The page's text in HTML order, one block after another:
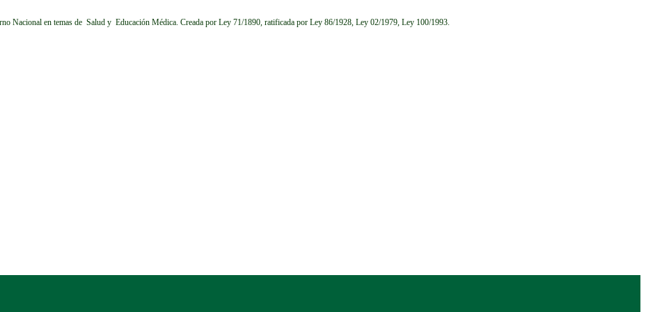
Nacional en temas de Salud y Educación Médica. Creada por Ley 71/1890, ratificada por Ley 86/1928, Ley 02/1979, Ley 100/1993.